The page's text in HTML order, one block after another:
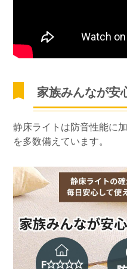
家族みんなが安
静床ライトは防音性能に
を多数備えています。